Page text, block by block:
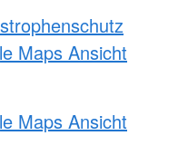
Maps Ansicht
Maps Ansicht